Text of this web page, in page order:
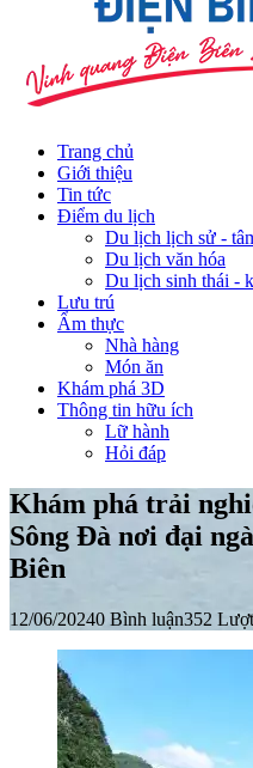
Trang chủ
Giới thiệu
Tin tức
Điểm du lịch
Du lịch lịch sử -
Du lịch văn hóa
Du lịch sinh thái -
Lưu trú
Ẩm thực
Nhà hàng
Món ăn
Khám phá 3D
Thông tin hữu ích
Lữ hành
Hỏi đáp
Khám phá trải
Sông Đà nơi đại
Biên
12/06/20240 Bình luận352